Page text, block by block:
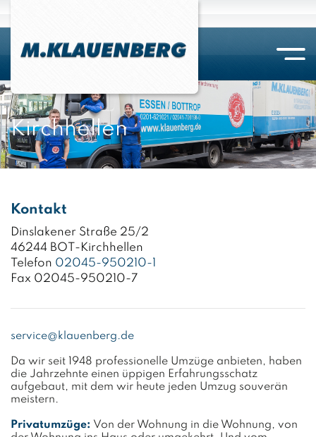
Kirchhellen
Kontakt
Dinslakener Straße 25/2
46244 BOT-Kirchhellen
Telefon 02045-950210-1
Fax 02045-950210-7
service@klauenberg.de
Da wir seit 1948 professionelle Umzüge anbieten, haben
die Jahrzehnte einen üppigen Erfahrungsschatz
aufgebaut, mit dem wir heute jeden Umzug souverän
meistern.
Privatumzüge: Von der Wohnung in die Wohnung, von
Bottrop
Kirchhellen
Ein-/Auslagerung
Versicherung / Gesetzeslage
Aktenzugriffe
Aktenvernichtung
Übersicht
Kombinierter Umzug
Hilfsmittel